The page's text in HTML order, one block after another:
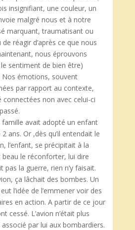
insignifiant, une couleur, un
malgré nous et à notre
marquant, traumatisant ou
réagir d’après ce que nous
nous éprouvons
le sentiment de bien être)
Nos émotions, souvent
par rapport au contexte,
connectées non avec celui-ci
famille avait adopté un enfant
ans. Or ,dès qu’il entendait le
l’enfant, se précipitait à la
beau le réconforter, lui dire
pas la guerre, rien n’y faisait.
ça lâchait des bombes. Un
l’idée de l’emmener voir des
en action. A partir de ce jour
cessé. L’avion n’était plus
par lui aux bombardiers.